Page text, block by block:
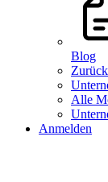
Blog
Zurück
Alle
Anmelden